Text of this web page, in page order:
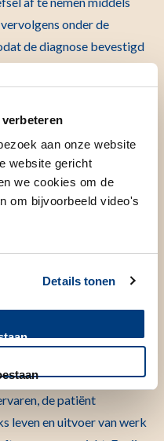
aan onze website
website gericht
we cookies om de
om bijvoorbeeld video's
Details tonen
onder de
de diagnose bevestigd
LUMCsneldiagnoseaan
tenosynoviale
zijn er
klachten ervaart en er
is veroorzaakt
een behandeling in het
de patiënt
leven en uitvoer van werk